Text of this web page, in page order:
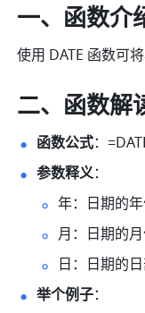
一、函数介
使用 DATE 函数可
二、函数解
函数公式：
参数释义：
年：日期的
月：日期的
日：日期的
举个例子：